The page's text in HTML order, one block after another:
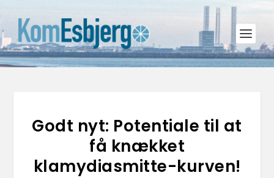
Godt nyt: Potentiale til at
få knækket
klamydiasmitte-kurven!